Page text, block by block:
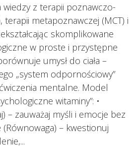
z terapii poznawczo-
terapii metapoznawczej (MCT) i
skomplikowane
w proste i przystępne
umysł do ciała –
„system odpornościowy”
mentalne. Model
witaminy”: •
– zauważaj myśli i emocje bez
(Równowaga) – kwestionuj